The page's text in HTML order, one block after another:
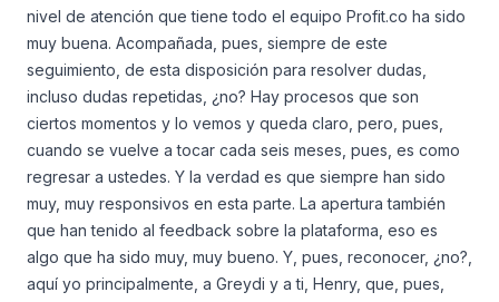
nivel de atención que tiene todo el equipo Profit.co ha sido
muy buena. Acompañada, pues, siempre de este
seguimiento, de esta disposición para resolver dudas,
incluso dudas repetidas, ¿no? Hay procesos que son
ciertos momentos y lo vemos y queda claro, pero, pues,
cuando se vuelve a tocar cada seis meses, pues, es como
regresar a ustedes. Y la verdad es que siempre han sido
muy, muy responsivos en esta parte. La apertura también
que han tenido al feedback sobre la plataforma, eso es
algo que ha sido muy, muy bueno. Y, pues, reconocer, ¿no?,
aquí yo principalmente, a Greydi y a ti, Henry, que, pues,